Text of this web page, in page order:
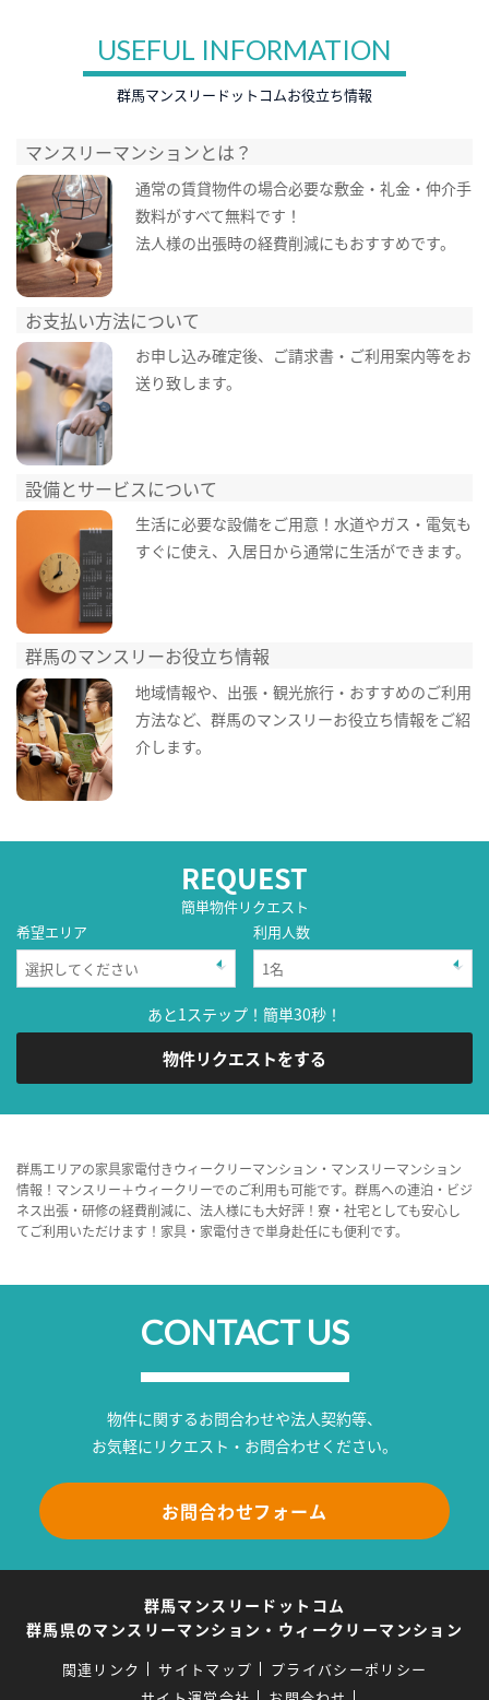
USEFUL INFORMATION
群馬マンスリードットコムお役立ち情報
マンスリーマンションとは？
通常の賃貸物件の場合必要な敷金・礼金・仲介手
数料がすべて無料です！
法人様の出張時の経費削減にもおすすめです。
お支払い方法について
お申し込み確定後、ご請求書・ご利用案内等をお
送り致します。
設備とサービスについて
生活に必要な設備をご用意！水道やガス・電気も
すぐに使え、入居日から通常に生活ができます。
群馬のマンスリーお役立ち情報
地域情報や、出張・観光旅行・おすすめのご利用
方法など、群馬のマンスリーお役立ち情報をご紹
介します。
REQUEST
簡単物件リクエスト
希望エリア
利用人数
あと1ステップ！簡単30秒！
物件リクエストをする
群馬エリアの家具家電付きウィークリーマンション・マンスリーマンション
情報！マンスリー＋ウィークリーでのご利用も可能です。群馬への連泊・ビジ
ネス出張・研修の経費削減に、法人様にも大好評！寮・社宅としても安心し
てご利用いただけます！家具・家電付きで単身赴任にも便利です。
CONTACT US
物件に関するお問合わせや法人契約等、
お気軽にリクエスト・お問合わせください。
お問合わせフォーム
群馬マンスリードットコム
群馬県のマンスリーマンション・ウィークリーマンション
関連リンク サイトマップ
プライバシーポリシー